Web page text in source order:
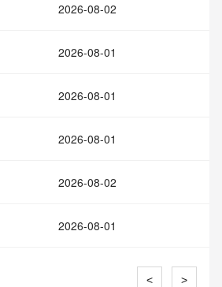
2026-08-02
2026-08-01
2026-08-01
2026-08-01
2026-08-02
2026-08-01
< >